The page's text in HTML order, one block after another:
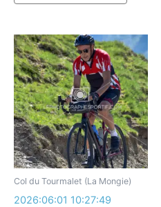
Col du Tourmalet (La Mongie)
2026:06:01 10:27:49